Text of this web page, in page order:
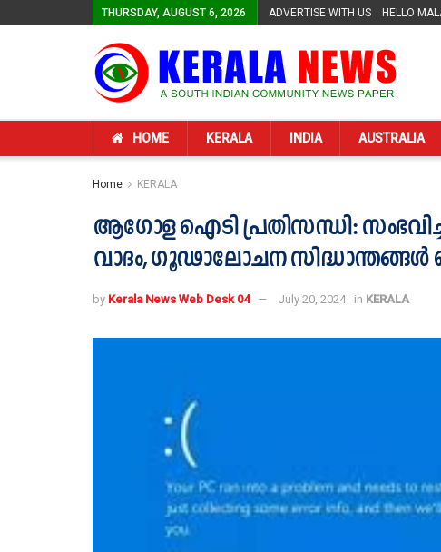
THURSDAY, AUGUST 6, 2026 ADVERTISE WITH US HELLO
HOME KERALA INDIA AUSTRALIA
Home KERALA
ആഗോള ഐടി പ്രതിസന്ധി:
വാദം, ഗൂഢാലോചന
by Kerala News Web Desk 04 July 20, 2024 in KERALA